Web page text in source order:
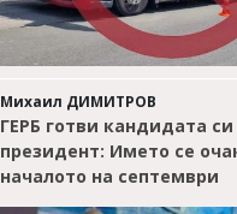
Михаил ДИМИТРОВ
ГЕРБ готви кандидата си
президент: Името се
началото на септември